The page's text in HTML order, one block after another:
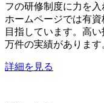
フの研修制度に力を入
ホームページでは有
目指しています。高
万件の実績があります
詳細を見る